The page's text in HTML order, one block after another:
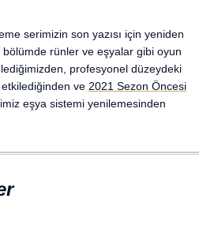
serimizin son yazısı için yeniden
bölümde rünler ve eşyalar gibi oyun
profesyonel düzeydeki
etkilediğinden ve 2021 Sezon Öncesi
eşya sistemi yenilemesinden